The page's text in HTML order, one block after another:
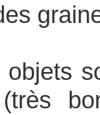
objets